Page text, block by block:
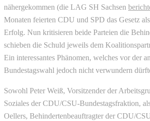
nähergekommen (die LAG SH Sachsen
Monaten feierten CDU und SPD das Gesetz
Erfolg. Nun kritisieren beide Parteien die
schieben die Schuld jeweils dem
Ein interessantes Phänomen, welches vor der
Bundestagswahl jedoch nicht verwundern
Sowohl Peter Weiß, Vorsitzender der
Soziales der CDU/CSU-Bundestagsfraktion,
Oellers, Behindertenbeauftragter der CDU/